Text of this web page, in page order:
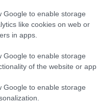
Google to enable storage
like cookies on web or
in apps.
Google to enable storage
of the website or app.
Google to enable storage